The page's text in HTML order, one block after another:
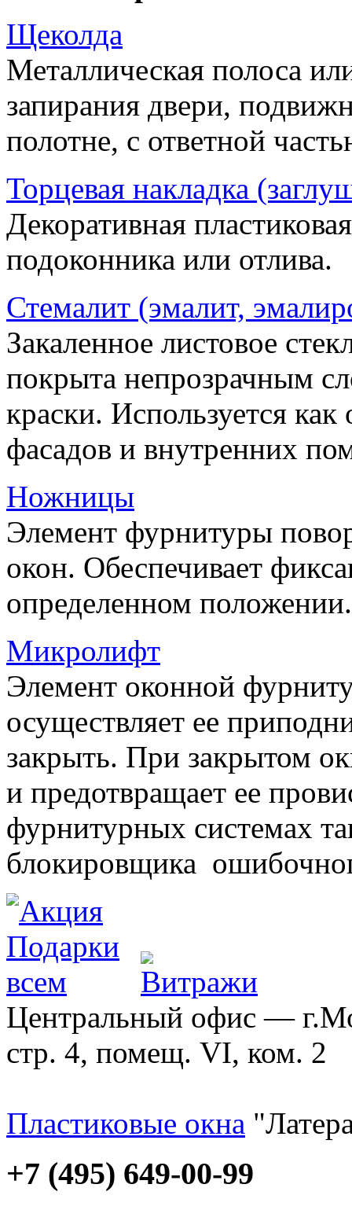
Щеколда
Металлическая полоса
запирания двери,
полотне, с ответной
Торцевая накладка
Декоративная
подоконника или отлива.
Стемалит (эмалит,
Закаленное листовое
покрыта непрозрачным
краски. Используется
фасадов и внутренних
Ножницы
Элемент фурнитуры
окон. Обеспечивает
определенном положении.
Микролифт
Элемент оконной
осуществляет ее
закрыть. При закрытом
и предотвращает ее
фурнитурных системах
блокировщика
Центральный офис —
стр. 4, помещ. VI, ком. 2
Пластиковые окна
+7 (495) 649-00-99